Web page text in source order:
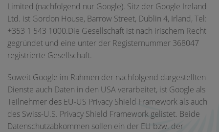
Limited (nachfolgend nur Google). Sitz der Google Ireland
Ltd. ist Gordon House, Barrow Street, Dublin 4, Irland, Tel:
+353 1 543 1000.Die Gesellschaft ist nach irischem Recht
gegründet und eine unter der Registernummer 368047
registrierte Gesellschaft.
Soweit Google im Rahmen der nachfolgend dargestellten
Dienste auch Daten in den USA verarbeitet, ist Google als
Teilnehmer des EU-US Privacy Shield Framework als auch
des Swiss-U.S. Privacy Shield Framework gelistet. Beide
Datenschutzabkommen sollen ein der EU bzw. der